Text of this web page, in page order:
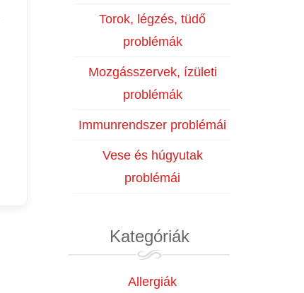
Torok, légzés, tüdő
problémák
Mozgásszervek, ízületi
problémák
Immunrendszer problémái
Vese és húgyutak
problémái
Kategóriák
Allergiák